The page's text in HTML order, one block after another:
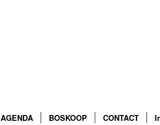
AGENDA BOSKOOP CONTACT